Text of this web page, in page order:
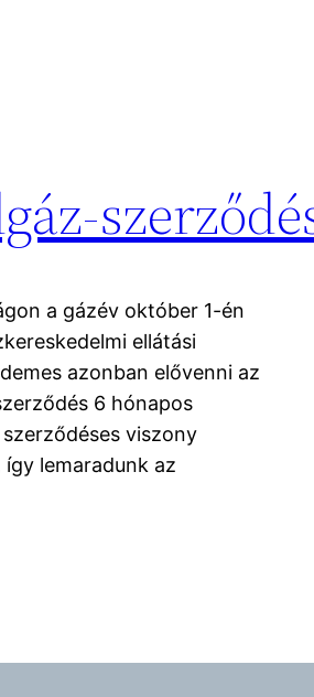
a gázév október 1-én
ellátási
azonban elővenni az
6 hónapos
viszony
lemaradunk az